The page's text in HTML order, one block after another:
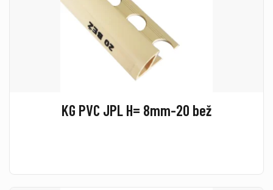
KG PVC JPL H= 8mm-20 bež